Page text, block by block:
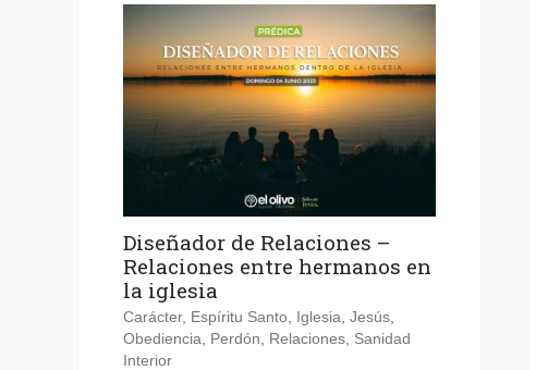
Diseñador de Relaciones –
Relaciones entre hermanos en
la iglesia
Carácter, Espíritu Santo Iglesia Jesús
Obediencia
Perdón Relaciones Sanidad
Interior